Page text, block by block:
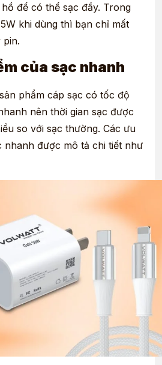
để có thể sạc đầy. Trong
khi dùng thì bạn chỉ mất
pin.
của sạc nhanh
phẩm cáp sạc có tốc độ
nên thời gian sạc được
so với sạc thường. Các ưu
nhanh được mô tả chi tiết như